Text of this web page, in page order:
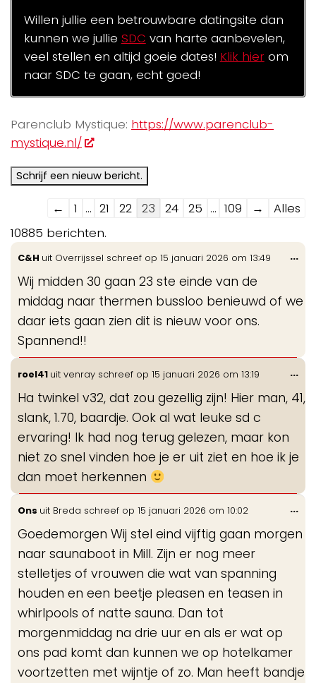
Willen jullie een betrouwbare datingsite dan
kunnen we jullie SDC van harte aanbevelen,
veel stellen en altijd goeie dates! Klik hierom
naar SDC te gaan, echt goed!
Parenclub Mystique: https://www.parenclub-
mystique.nl/
Navigatie
door
de
gastenboek-
lijst
← 1 ... 21 22 23 24 25 ... 109 →
Alles
10885 berichten.
C&H uit Overrijssel schreef op 15 januari 2026 om 13:49
Wij midden 30 gaan 23 ste einde van de
middag naar thermen bussloo benieuwd of we
daar iets gaan zien dit is nieuw voor ons.
Spannend!!
...
roel41 uit venray schreef op 15 januari 2026 om 13:19
Ha twinkel v32, dat zou gezellig zijn! Hier man, 41,
slank, 1.70, baardje. Ook al wat leuke sd c
ervaring! Ik had nog terug gelezen, maar kon
niet zo snel vinden hoe je er uit ziet en hoe ik je
dan moet herkennen
...
Ons uit Breda schreef op 15 januari 2026 om 10:02
Goedemorgen Wij stel eind vijftig gaan morgen
naar saunaboot in Mill. Zijn er nog meer
stelletjes of vrouwen die wat van spanning
houden en een beetje pleasen en teasen in
whirlpools of natte sauna. Dan tot
morgenmiddag na drie uur en als er wat op
ons pad komt dan kunnen we op hotelkamer
voortzetten met wijntje of zo. Man heeft bandje
...